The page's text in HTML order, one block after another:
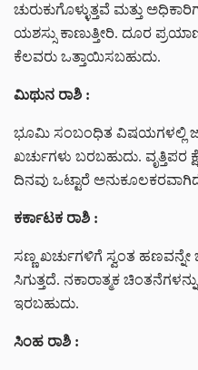
ಚುರುಕುಗೊಳ್ಳುತ್ತವೆ ಮತ್ತು
ಯಶಸ್ಸು ಕಾಣುತ್ತೀರಿ. ದೂರ
ಕೆಲವರು ಒತ್ತಾಯಿಸಬಹುದು.
ಮಿಥುನ ರಾಶಿ :
ಭೂಮಿ ಸಂಬಂಧಿತ ವಿಷಯಗಳಲ್ಲಿ
ಖರ್ಚುಗಳು ಬರಬಹುದು. ವೃತ್ತಿಪರ
ದಿನವು ಒಟ್ಟಾರೆ
ಕರ್ಕಾಟಕ ರಾಶಿ :
ಸಣ್ಣ ಖರ್ಚುಗಳಿಗೆ ಸ್ವಂತ
ಸಿಗುತ್ತದೆ. ನಕಾರಾತ್ಮಕ
ಇರಬಹುದು.
ಸಿಂಹ ರಾಶಿ :